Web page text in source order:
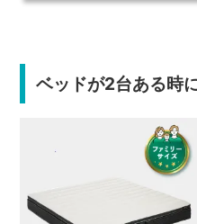
ベッドが2台ある時